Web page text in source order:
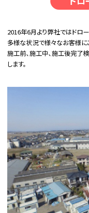
2016年6月より弊社ではドロ
多様な状況で様々なお客様に
施工前、施工中、施工後完了
します。